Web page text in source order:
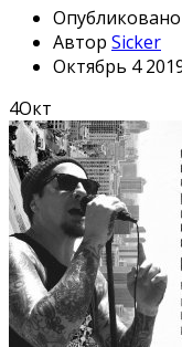
Автор Sicker
Октябрь 4
4Окт